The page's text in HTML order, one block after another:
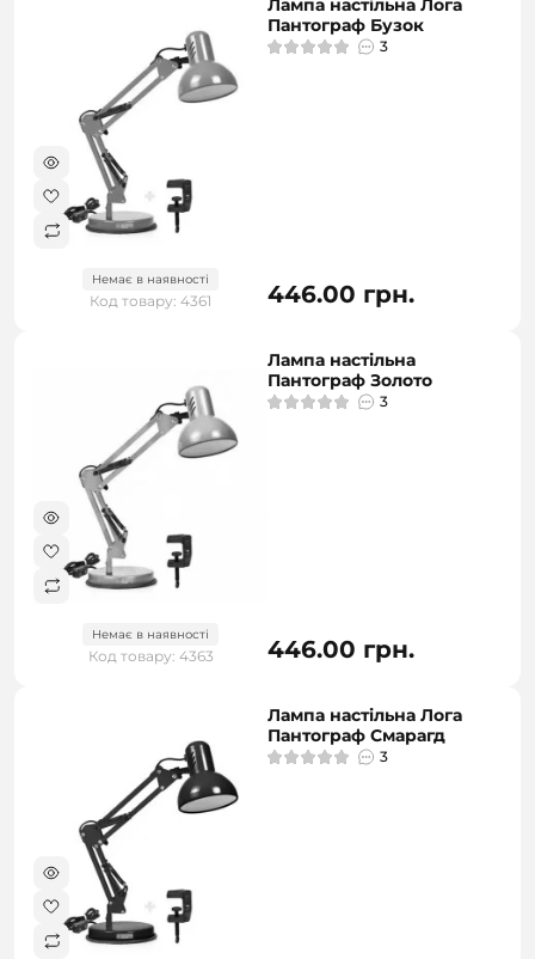
Немає в наявності
Код товару: 4361
Лампа настільна Лога
Пантограф Бузок
3
446.00 грн.
Немає в наявності
Код товару: 4363
Лампа настільна
Пантограф Золото
3
446.00 грн.
Лампа настільна Лога
Пантограф Смарагд
3